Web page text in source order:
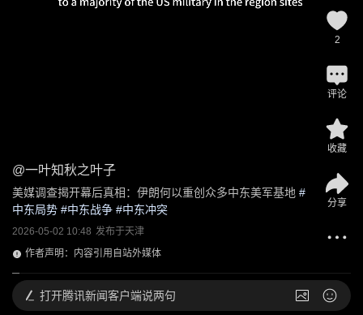
@一叶知秋之叶子
美媒调查揭开幕后真相：伊朗何以重创众多中东美军基地 #
中东局势 #中东战争 #中东冲突
2026-05-02 10:48 发布于天津
作者声明：内容引用自站外媒体
2
评论
收藏
分享
打开腾讯新闻客户端说两句